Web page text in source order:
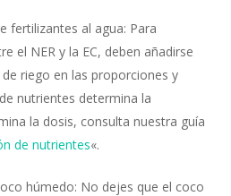
fertilizantes al agua: Para
el NER y la EC, deben añadirse
riego en las proporciones y
nutrientes determina la
la dosis, consulta nuestra guía
de nutrientes«.
húmedo: No dejes que el coco